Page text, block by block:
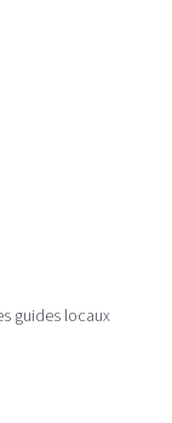
guides locaux